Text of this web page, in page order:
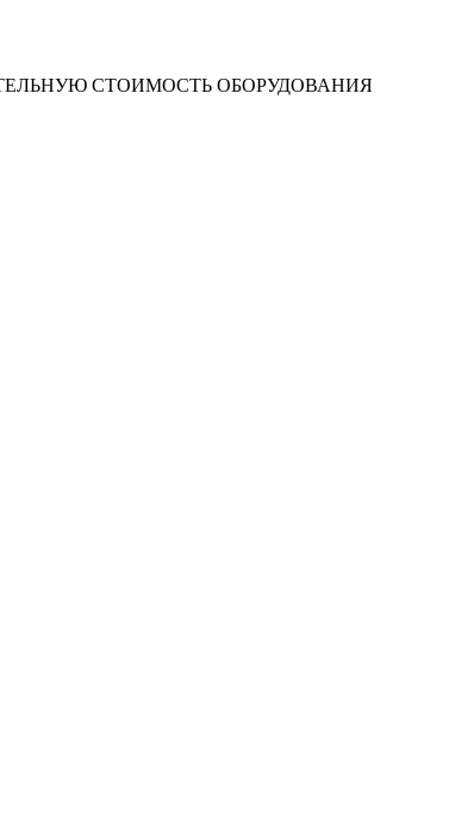
СТОИМОСТЬ ОБОРУДОВАНИЯ